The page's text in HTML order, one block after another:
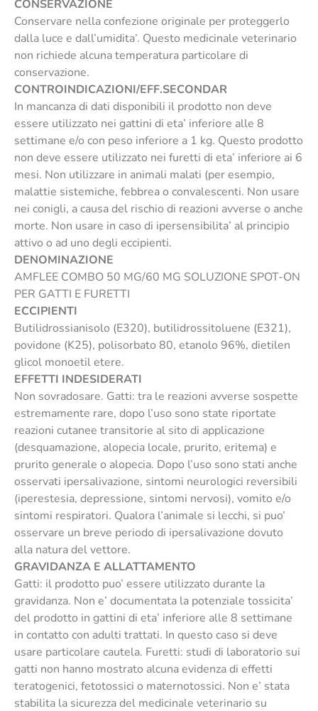
CONSERVAZIONE
Conservare nella confezione originale per proteggerlo
dalla luce e dall’umidita’. Questo medicinale veterinario
non richiede alcuna temperatura particolare di
conservazione.
CONTROINDICAZIONI/EFF.SECONDAR
In mancanza di dati disponibili il prodotto non deve
essere utilizzato nei gattini di eta’ inferiore alle 8
settimane e/o con peso inferiore a 1 kg. Questo prodotto
non deve essere utilizzato nei furetti di eta’ inferiore ai 6
mesi. Non utilizzare in animali malati (per esempio,
malattie sistemiche, febbrea o convalescenti. Non usare
nei conigli, a causa del rischio di reazioni avverse o anche
morte. Non usare in caso di ipersensibilita’ al principio
attivo o ad uno degli eccipienti.
DENOMINAZIONE
AMFLEE COMBO 50 MG/60 MG SOLUZIONE SPOT-ON
PER GATTI E FURETTI
ECCIPIENTI
Butilidrossianisolo (E320), butilidrossitoluene (E321),
povidone (K25), polisorbato 80, etanolo 96%, dietilen
glicol monoetil etere.
EFFETTI INDESIDERATI
Non sovradosare. Gatti: tra le reazioni avverse sospette
estremamente rare, dopo l’uso sono state riportate
reazioni cutanee transitorie al sito di applicazione
(desquamazione, alopecia locale, prurito, eritema) e
prurito generale o alopecia. Dopo l’uso sono stati anche
osservati ipersalivazione, sintomi neurologici reversibili
(iperestesia, depressione, sintomi nervosi), vomito e/o
sintomi respiratori. Qualora l’animale si lecchi, si puo’
osservare un breve periodo di ipersalivazione dovuto
alla natura del vettore.
GRAVIDANZA E ALLATTAMENTO
Gatti: il prodotto puo’ essere utilizzato durante la
gravidanza. Non e’ documentata la potenziale tossicita’
del prodotto in gattini di eta’ inferiore alle 8 settimane
in contatto con adulti trattati. In questo caso si deve
usare particolare cautela. Furetti: studi di laboratorio sui
gatti non hanno mostrato alcuna evidenza di effetti
teratogenici, fetotossici o maternotossici. Non e’ stata
stabilita la sicurezza del medicinale veterinario su